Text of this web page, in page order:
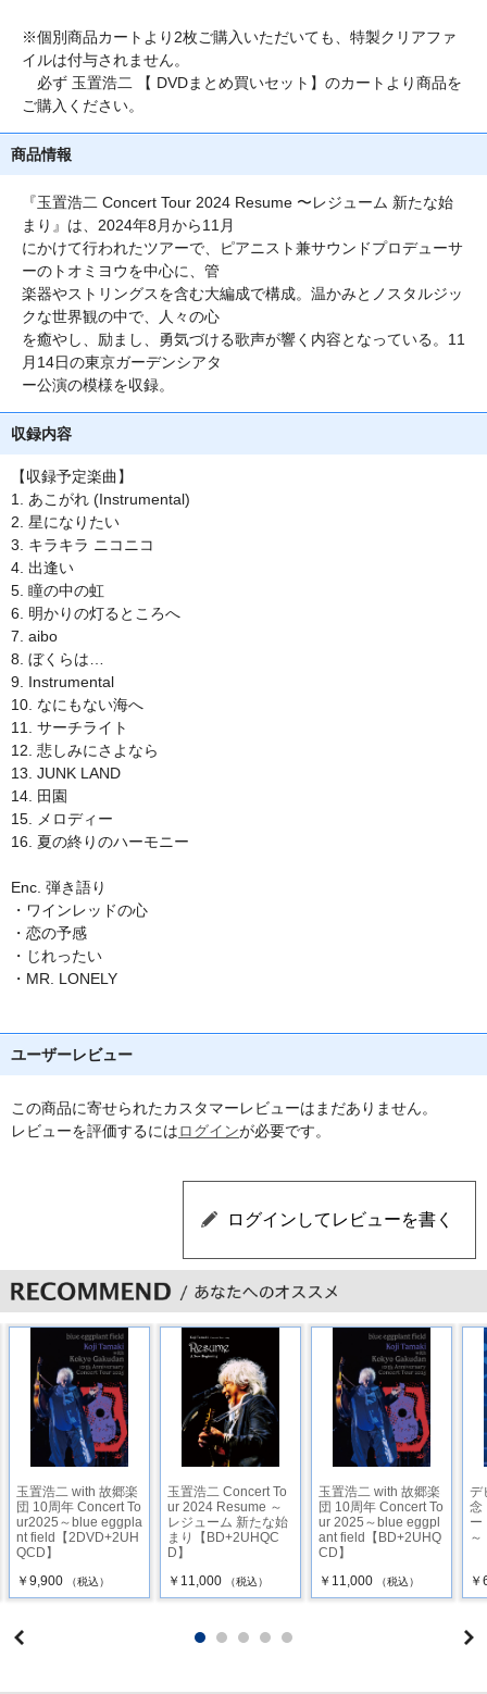
※個別商品カートより2枚ご購入いただいても、特製クリアファ
イルは付与されません。
必ず 玉置浩二 【 DVDまとめ買いセット】のカートより商品を
ご購入ください。
商品情報
『玉置浩二 Concert Tour 2024 Resume 〜レジューム 新たな始
まり』は、2024年8月から11月
にかけて行われたツアーで、ピアニスト兼サウンドプロデューサ
ーのトオミヨウを中心に、管
楽器やストリングスを含む大編成で構成。温かみとノスタルジッ
クな世界観の中で、人々の心
を癒やし、励まし、勇気づける歌声が響く内容となっている。11
月14日の東京ガーデンシアタ
ー公演の模様を収録。
収録内容
【収録予定楽曲】
1. あこがれ (Instrumental)
2. 星になりたい
3. キラキラ ニコニコ
4. 出逢い
5. 瞳の中の虹
6. 明かりの灯るところへ
7. aibo
8. ぼくらは…
9. Instrumental
10. なにもない海へ
11. サーチライト
12. 悲しみにさよなら
13. JUNK LAND
14. 田園
15. メロディー
16. 夏の終りのハーモニー
Enc. 弾き語り
・ワインレッドの心
・恋の予感
・じれったい
・MR. LONELY
ユーザーレビュー
この商品に寄せられたカスタマーレビューはまだありません。
レビューを評価するにはログインが必要です。
玉置浩二 with 故郷楽
団 10周年 Concert To
ur2025～blue eggpla
nt field【2DVD+2UH
QCD】
￥9,900
（税込）
玉置浩二 Concert To
ur 2024 Resume ～
レジューム 新たな始
まり【BD+2UHQC
D】
￥11,000
（税込）
玉置浩二 with 故郷楽
団 10周年 Concert To
ur 2025～blue eggpl
ant field【BD+2UHQ
CD】
￥11,000
（税込）
デ
念
ー
～